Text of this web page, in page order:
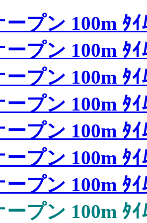
ープン 100m ﾀｲ
ープン 100m ﾀｲ
ープン 100m ﾀｲ
ープン 100m ﾀｲ
ープン 100m ﾀｲ
ープン 100m ﾀｲ
ープン 100m ﾀｲ
ープン 100m ﾀｲ